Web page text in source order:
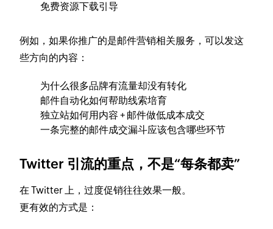
免费资源下载引导
例如，如果你推广的是邮件营销相关服务，可以发这
些方向的内容：
为什么很多品牌有流量却没有转化
邮件自动化如何帮助线索培育
独立站如何用内容 + 邮件做低成本成交
一条完整的邮件成交漏斗应该包含哪些环节
Twitter 引流的重点，不是“每条都卖”
在 Twitter 上，过度促销往往效果一般。
更有效的方式是：